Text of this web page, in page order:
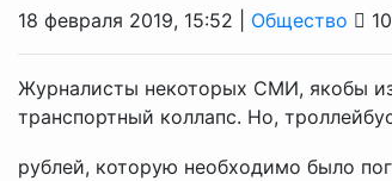
18 февраля 2019, 15:52 | Общество
Журналисты некоторых СМИ, якобы
транспортный коллапс. Но,
рублей, которую необходимо было